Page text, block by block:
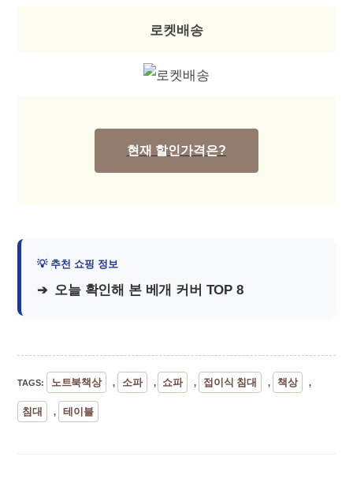
로켓배송
현재 할인가격은?
오늘 확인해 본 베개 커버 TOP 8
TAGS: 노트북책상 , 소파 , 쇼파 , 접이식 침대 , 책상 ,
침대 , 테이블